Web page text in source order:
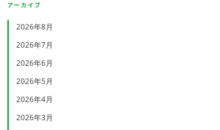
アーカイブ
2026年8月
2026年7月
2026年6月
2026年5月
2026年4月
2026年3月